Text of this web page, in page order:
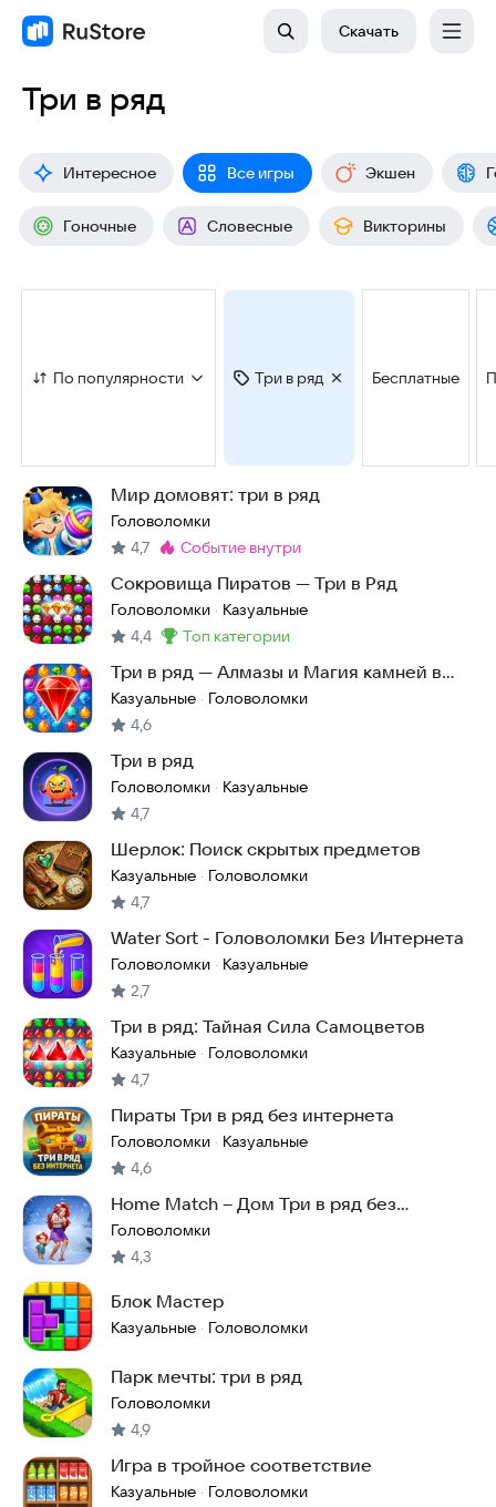
Скачать
Три в ряд
Интересное Все игры Экшен
Гоночные Словесные Викторины
По популярности Три в ряд Бесплатные
Мир домовят: три в ряд
Головоломки
4,7 Метка:
событие внутри
Сокровища Пиратов — Три в Ряд
Головоломки · Казуальные
4,4
Метка:
топ категории
Три в ряд — Алмазы и Магия камней в
лесу
Казуальные · Головоломки
4,6
Три в ряд
Головоломки · Казуальные
4,7
Шерлок: Поиск скрытых предметов
Казуальные · Головоломки
4,7
Water Sort - Головоломки Без Интернета
Головоломки · Казуальные
2,7
Три в ряд: Тайная Сила Самоцветов
Казуальные · Головоломки
4,7
Пираты Три в ряд без интернета
Головоломки · Казуальные
4,6
Home Match – Дом Три в ряд без
интернета
Головоломки
4,3
Блок Мастер
Казуальные · Головоломки
Парк мечты: три в ряд
Головоломки
4,9
Игра в тройное соответствие
Казуальные · Головоломки